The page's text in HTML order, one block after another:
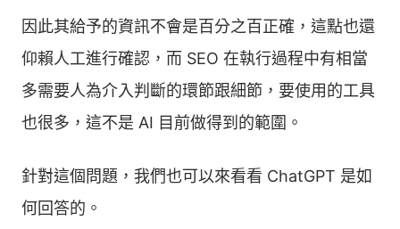
因此其給予的資訊不會是百分之百正確，這點也還
仰賴人工進行確認，而 SEO 在執行過程中有相當
多需要人為介入判斷的環節跟細節，要使用的工具
也很多，這不是 AI 目前做得到的範圍。
針對這個問題，我們也可以來看看 ChatGPT 是如
何回答的。